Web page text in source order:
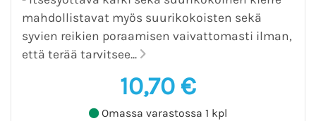
mahdollistavat myös suurikokoisten sekä
syvien reikien poraamisen vaivattomasti ilman,
että terää tarvitsee...
10,70 €
Omassa varastossa 1 kpl